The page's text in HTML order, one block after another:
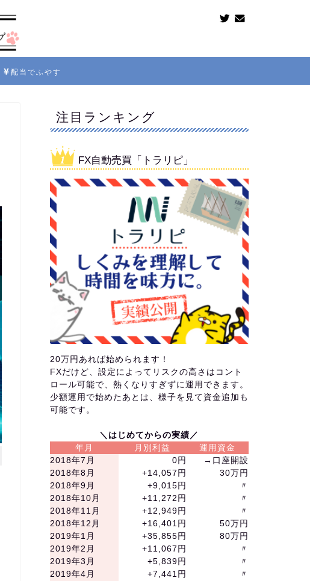
配当でふやす
注目ランキング
FX自動売買「トラリピ」
20万円あれば始められます！
FXだけど、設定によってリスクの高さはコント
ロール可能で、熱くなりすぎずに運用できます。
少額運用で始めたあとは、様子を見て資金追加も
可能です。
＼はじめてからの実績／
年月 月別利益
運用資金
2018年7月
0円
→口座開設
2018年8月
+14,057円
30万円
2018年9月
+9,015円
〃
2018年10月
+11,272円
〃
2018年11月
+12,949円
〃
2018年12月
+16,401円
50万円
2019年1月
+35,855円
80万円
2019年2月
+11,067円
〃
2019年3月
+5,839円
〃
2019年4月
+7,441円
〃